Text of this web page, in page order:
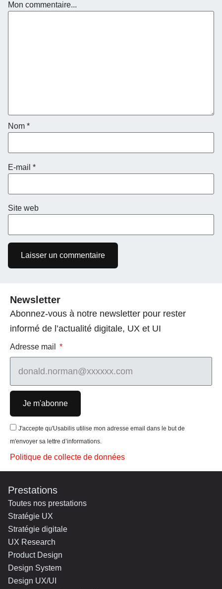
Mon commentaire...
Nom *
E-mail *
Site web
Newsletter
Abonnez-vous à notre newsletter pour rester
informé de l’actualité digitale, UX et UI
Adresse mail
Je m'abonne
J'accepte qu'Usabilis utilise mon adresse email dans le but de
m'envoyer sa lettre d’informations.
Politique de collecte de données
Prestations
Toutes nos prestations
Stratégie UX
Stratégie digitale
UX Research
Product Design
Design System
Design UX/UI